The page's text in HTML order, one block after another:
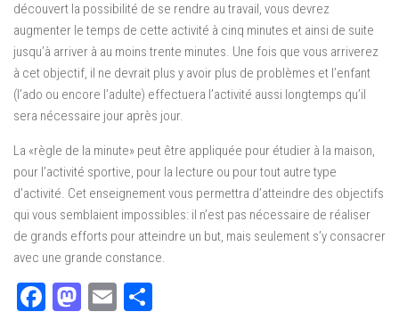
découvert la possibilité de se rendre au travail, vous devrez
augmenter le temps de cette activité à cinq minutes et ainsi de suite
jusqu’à arriver à au moins trente minutes. Une fois que vous arriverez
à cet objectif, il ne devrait plus y avoir plus de problèmes et l’enfant
(l’ado ou encore l’adulte) effectuera l’activité aussi longtemps qu’il
sera nécessaire jour après jour.
La «règle de la minute» peut être appliquée pour étudier à la maison,
pour l’activité sportive, pour la lecture ou pour tout autre type
d’activité. Cet enseignement vous permettra d’atteindre des objectifs
qui vous semblaient impossibles: il n’est pas nécessaire de réaliser
de grands efforts pour atteindre un but, mais seulement s’y consacrer
avec une grande constance.
Facebook
Mastodon
Email